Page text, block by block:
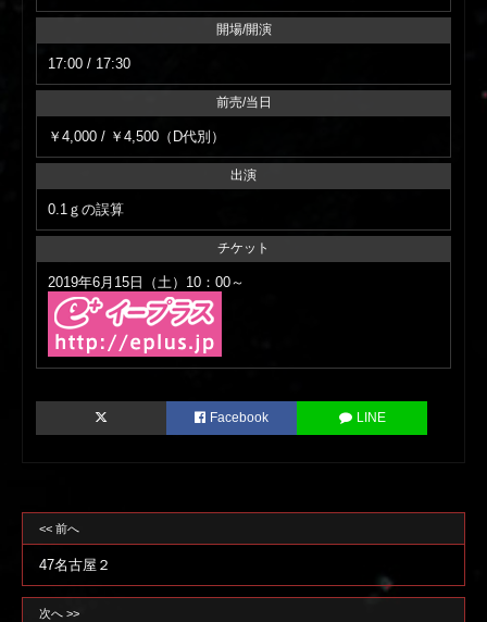
開場/開演
17:00 / 17:30
前売/当日
￥4,000 / ￥4,500（D代別）
出演
0.1ｇの誤算
チケット
2019年6月15日（土）10：00～
Facebook LINE
<< 前へ
47名古屋２
次へ >>